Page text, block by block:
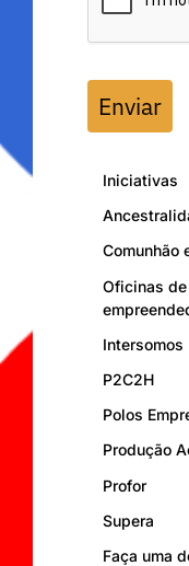
Enviar
Iniciativas
Comunhão
Oficinas
Intersomos
P2C2H
Polos
Produção
Profor
Supera
Faça uma